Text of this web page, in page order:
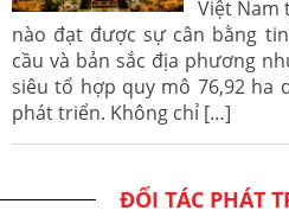
Việt Nam
nào đạt được sự cân bằng
cầu và bản sắc địa phương
siêu tổ hợp quy mô 76,92 ha
phát triển. Không chỉ […]
ĐỐI TÁC PHÁT